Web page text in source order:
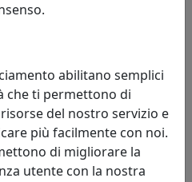
PIANO ROTONDO, ROVERE,
105,00 €
abilitano semplici
che ti permettono di
del nostro servizio e
più facilmente con noi.
di migliorare la
utente con la nostra